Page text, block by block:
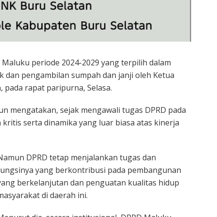
periode 2024-2029 yang terpilih dalam
pengambilan sumpah dan janji oleh Ketua
pada rapat paripurna, Selasa.
mengatakan, sejak mengawali tugas DPRD pada
serta dinamika yang luar biasa atas kinerja
DPRD tetap menjalankan tugas dan
yang berkontribusi pada pembangunan
berkelanjutan dan penguatan kualitas hidup
di daerah ini.